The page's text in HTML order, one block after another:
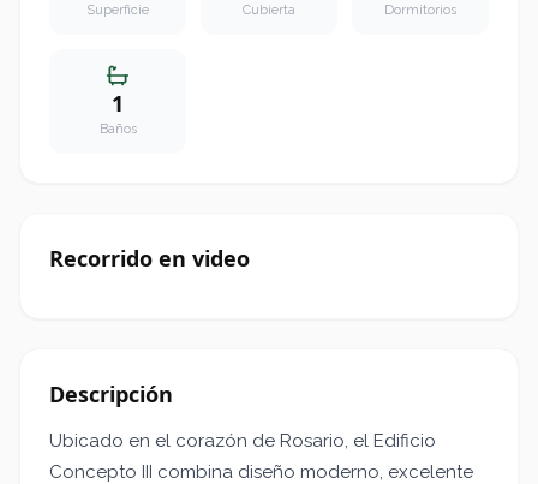
Superficie Cubierta Dormitorios
1
Baños
Recorrido en video
Descripción
Ubicado en el corazón de Rosario, el Edificio
Concepto III combina diseño moderno, excelente